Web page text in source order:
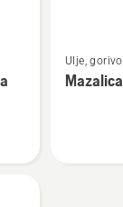
više
detalja
Ulje,
Mazalica